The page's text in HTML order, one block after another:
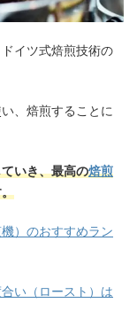
イツ式焙煎技術の
、焙煎することに
いき、最高の焙煎
）のおすすめラン
い（ロースト）は